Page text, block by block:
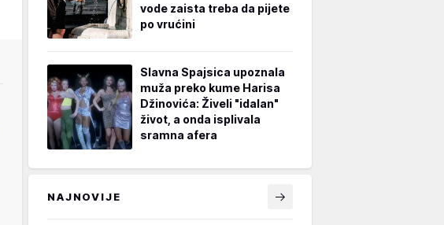
vode zaista treba da pijete
po vrućini
Slavna Spajsica upoznala
muža preko kume Harisa
Džinovića: Živeli "idalan"
život, a onda isplivala
sramna afera
NAJNOVIJE